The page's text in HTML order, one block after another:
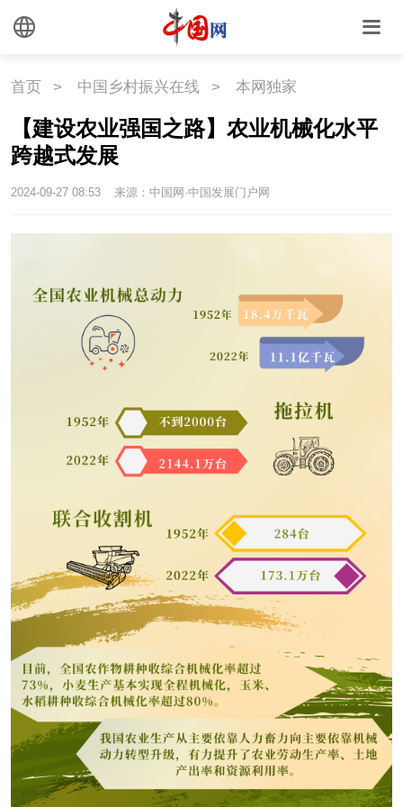
心理
首页 > 中国乡村振兴在线 > 本网独家
【建设农业强国之路】农业机械化水平
跨越式发展
2024-09-27 08:53 来源：中国网·中国发展门户网